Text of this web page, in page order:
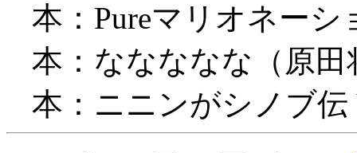
本：Pureマリオネーシ
本：ななななな（原田
本：ニニンがシノブ伝